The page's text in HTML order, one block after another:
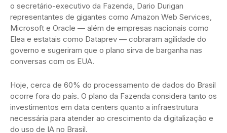
o secretário-executivo da Fazenda, Dario Durigan
representantes de gigantes como Amazon Web Services,
Microsoft e Oracle — além de empresas nacionais como
Elea e estatais como Dataprev — cobraram agilidade do
governo e sugeriram que o plano sirva de barganha nas
conversas com os EUA.
Hoje, cerca de 60% do processamento de dados do Brasil
ocorre fora do país. O plano da Fazenda considera tanto os
investimentos em data centers quanto a infraestrutura
necessária para atender ao crescimento da digitalização e
do uso de IA no Brasil.